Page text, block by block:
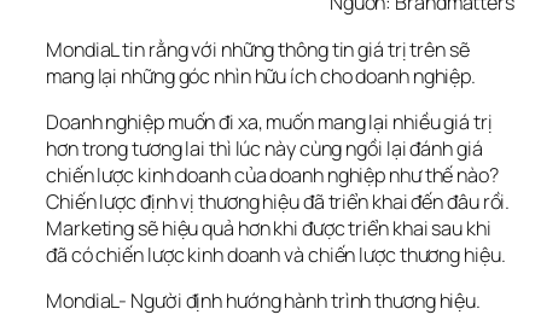
MondiaL tin rằng với những thông tin giá trị trên sẽ
mang lại những góc nhìn hữu ích cho doanh nghiệp.
Doanh nghiệp muốn đi xa, muốn mang lại nhiều giá trị
hơn trong tương lai thì lúc này cùng ngồi lại đánh giá
chiến lược kinh doanh của doanh nghiệp như thế nào?
Chiến lược định vị thương hiệu đã triển khai đến đâu rồi.
Marketing sẽ hiệu quả hơn khi được triển khai sau khi
đã có chiến lược kinh doanh và chiến lược thương hiệu.
MondiaL- Người định hướng hành trình thương hiệu.